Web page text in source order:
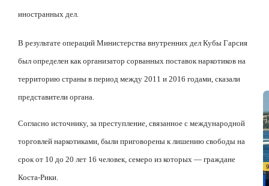
иностранных дел.
В результате операций Министерства внутренних дел Кубы Гарсия
был определен как организатор сорванных поставок наркотиков на
территорию страны в период между 2011 и 2016 годами, сказали
представители органа.
Согласно источнику, за преступление, связанное с международной
торговлей наркотиками, были приговорены к лишению свободы на
срок от 10 до 20 лет 16 человек, семеро из которых — граждане
Коста-Рики.